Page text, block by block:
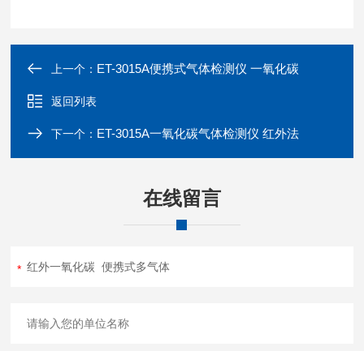
上一个： ET-3015A便携式气体检测仪 一氧化碳
返回列表
下一个： ET-3015A一氧化碳气体检测仪 红外法
在线留言